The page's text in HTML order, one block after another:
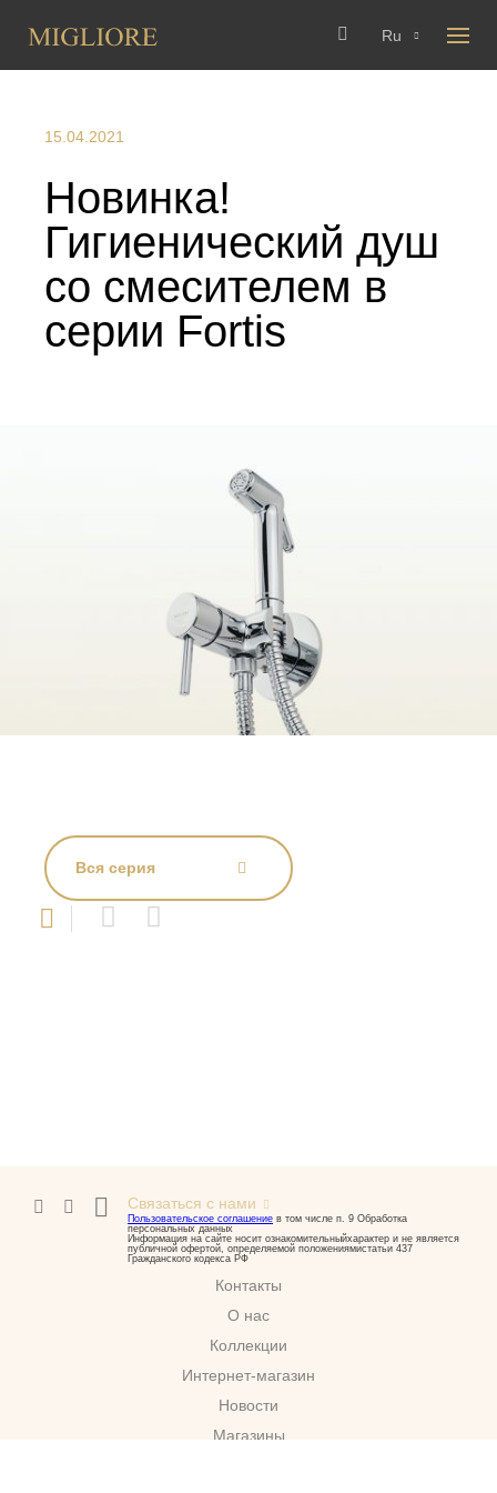
Ru
15.04.2021
Новинка!
Гигиенический душ
со смесителем в
серии Fortis
Вся серия
Контакты
О нас
Коллекции
Интернет-магазин
Новости
Магазины
Связаться с нами
Пользовательское соглашение в том числе п. 9 Обработка
персональных данных
Информация на сайте носит ознакомительныйхарактер и не является
публичной офертой, определяемой положениямистатьи 437
Гражданского кодекса РФ